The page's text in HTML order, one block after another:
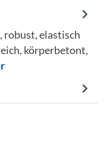
robust, elastisch
körperbetont,